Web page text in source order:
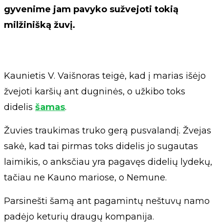
gyvenime jam pavyko sužvejoti tokią
milžinišką žuvį.
Kaunietis V. Vaišnoras teigė, kad į marias išėjo
žvejoti karšių ant dugninės, o užkibo toks
didelis šamas.
Žuvies traukimas truko gerą pusvalandį. Žvejas
sakė, kad tai pirmas toks didelis jo sugautas
laimikis, o anksčiau yra pagavęs didelių lydekų,
tačiau ne Kauno mariose, o Nemune.
Parsinešti šamą ant pagamintų neštuvų namo
padėjo keturių draugų kompanija.